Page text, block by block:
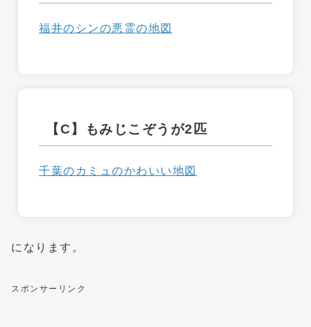
福井のシンの悪霊の地図
【C】もみじこぞうが2匹
千葉のカミュのかわいい地図
になります。
スポンサーリンク